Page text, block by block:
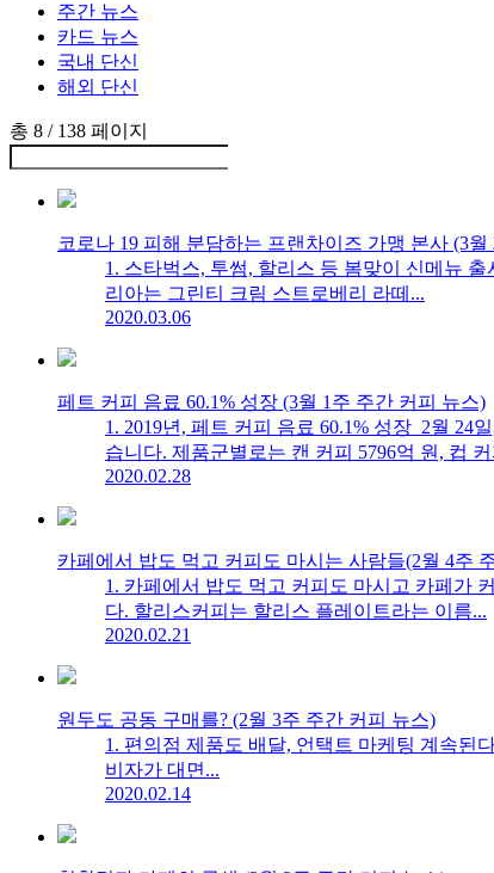
주간 뉴스
카드 뉴스
국내 단신
해외 단신
총 8 / 138 페이지
코로나 19 피해 분담하는 프랜차이즈 가맹 본사 (3
1. 스타벅스, 투썸, 할리스 등 봄맞이 신메뉴
리아는 그린티 크림 스트로베리 라떼...
2020.03.06
페트 커피 음료 60.1% 성장 (3월 1주 주간 커피 뉴스)
1. 2019년, 페트 커피 음료 60.1% 성장 2월 24
습니다. 제품군별로는 캔 커피 5796억 원, 컵 커
2020.02.28
카페에서 밥도 먹고 커피도 마시는 사람들(2월 4주
1. 카페에서 밥도 먹고 커피도 마시고 카페가
다. 할리스커피는 할리스 플레이트라는 이름...
2020.02.21
원두도 공동 구매를? (2월 3주 주간 커피 뉴스)
1. 편의점 제품도 배달, 언택트 마케팅 계속된
비자가 대면...
2020.02.14